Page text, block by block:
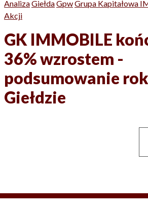
AnalizaGiełdaGpwGrupa Kapitałowa
Akcji
GK IMMOBILE
36% wzrostem -
podsumowanie
Giełdzie